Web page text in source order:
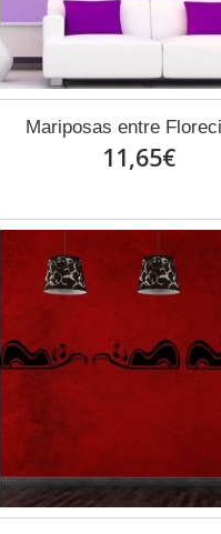
Mariposas entre
11,65€